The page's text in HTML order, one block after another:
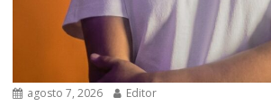
agosto 7, 2026 Editor